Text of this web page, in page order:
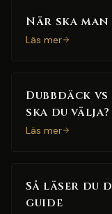
När ska
Läs mer
Dubbdäck
ska du välja?
Läs mer
Så läser du
guide